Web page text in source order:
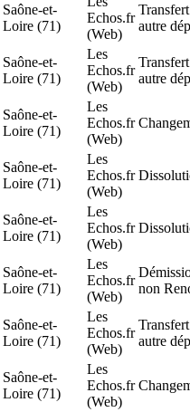
Saône-et-
Loire (71)
Echos.fr
(Web)
autre
Saône-et-
Loire (71)
Les
Echos.fr
(Web)
autre
Saône-et-
Loire (71)
Les
Echos.fr
(Web)
Saône-et-
Loire (71)
Les
Echos.fr
(Web)
Saône-et-
Loire (71)
Les
Echos.fr
(Web)
Saône-et-
Loire (71)
Les
Echos.fr
(Web)
non
Saône-et-
Loire (71)
Les
Echos.fr
(Web)
autre
Saône-et-
Loire (71)
Les
Echos.fr
(Web)